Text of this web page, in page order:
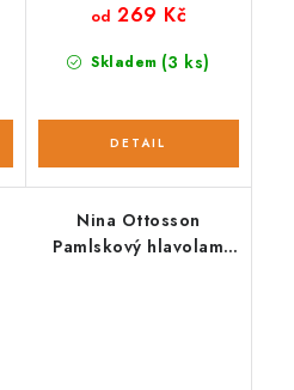
Skladem (3 ks)
od 269 Kč
Nina Ottosson
Pamlskový hlavolam